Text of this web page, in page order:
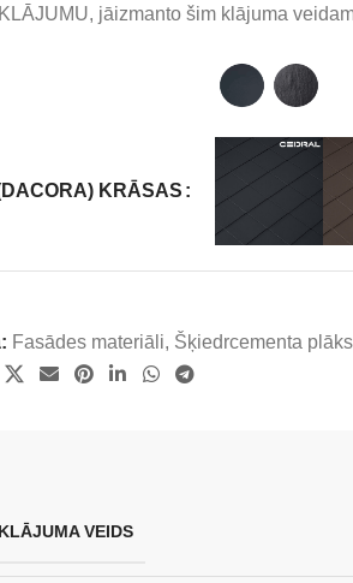
jāizmanto šim klājuma
KRĀSAS
Fasādes materiāli, Šķiedrcementa
KLĀJUMA VEIDS